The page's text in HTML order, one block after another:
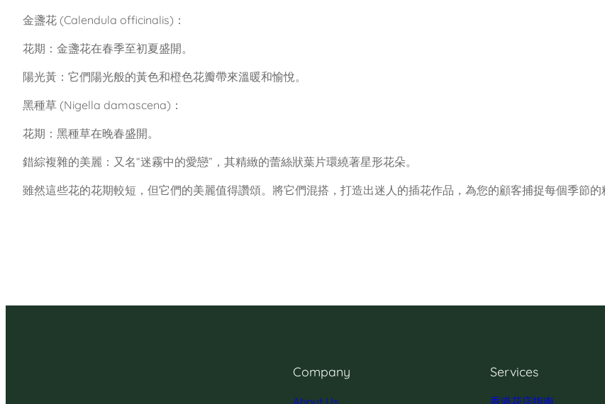
金盞花 (Calendula officinalis)：
花期：金盞花在春季至初夏盛開。
陽光黃：它們陽光般的黃色和橙色花瓣帶來溫暖和愉悅。
黑種草 (Nigella damascena)：
花期：黑種草在晚春盛開。
錯綜複雜的美麗：又名“迷霧中的愛戀”，其精緻的蕾絲狀葉片環繞著星形花朵。
雖然這些花的花期較短，但它們的美麗值得讚頌。將它們混搭，打造出迷人的插花作品，為您的顧客捕捉每個季節的
Company Services